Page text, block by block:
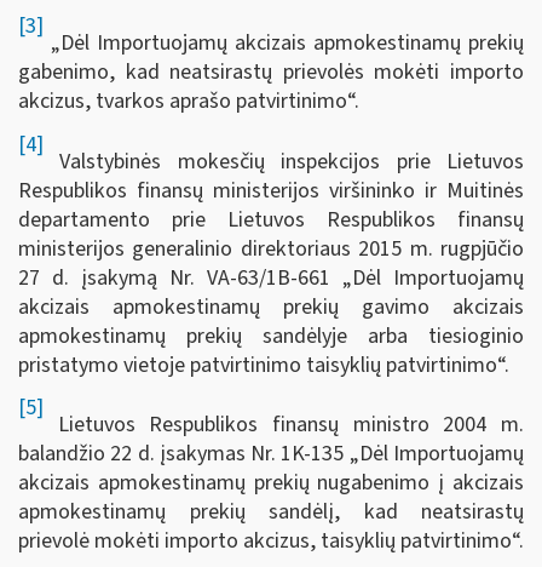
[3]
„Dėl Importuojamų akcizais apmokestinamų prekių
gabenimo, kad neatsirastų prievolės mokėti importo
akcizus, tvarkos aprašo patvirtinimo“.
[4]
Valstybinės mokesčių inspekcijos prie Lietuvos
Respublikos finansų ministerijos viršininko ir Muitinės
departamento prie Lietuvos Respublikos finansų
ministerijos generalinio direktoriaus 2015 m. rugpjūčio
27 d. įsakymą Nr. VA-63/1B-661 „Dėl Importuojamų
akcizais apmokestinamų prekių gavimo akcizais
apmokestinamų prekių sandėlyje arba tiesioginio
pristatymo vietoje patvirtinimo taisyklių patvirtinimo“.
[5]
Lietuvos Respublikos finansų ministro 2004 m.
balandžio 22 d. įsakymas Nr. 1K-135 „Dėl Importuojamų
akcizais apmokestinamų prekių nugabenimo į akcizais
apmokestinamų prekių sandėlį, kad neatsirastų
prievolė mokėti importo akcizus, taisyklių patvirtinimo“.